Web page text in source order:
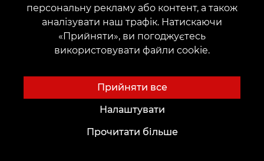
Академія
Оренда місця
Працевлаштування
Генератор тату AI
Авторські ескізи
Voice of Culture: Ностальгія за 2000-ми
Сервіси
Оплата
Гарантія резервації
персональну рекламу або контент, а також
аналізувати наш трафік. Натискаючи
«Прийняти», ви погоджуєтесь
використовувати файли cookie.
Прийняти все
Налаштувати
Прочитати більше